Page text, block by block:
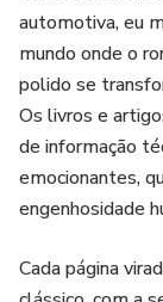
automotiva, eu
mundo onde o
polido se
Os livros e
de informação
emocionantes,
engenhosidade
Cada página